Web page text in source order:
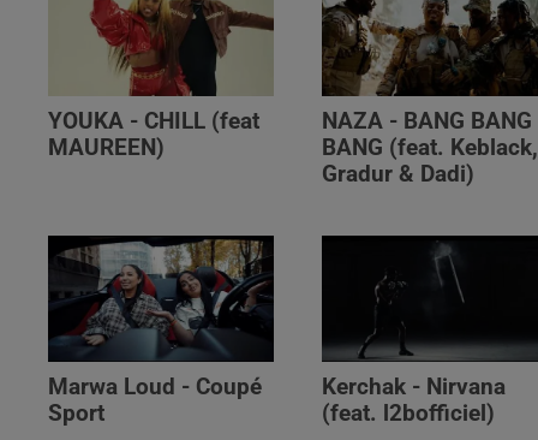
YOUKA - CHILL (feat
MAUREEN)
NAZA - BANG BANG
BANG (feat. Keblack,
Gradur & Dadi)
Marwa Loud - Coupé
Sport
Kerchak - Nirvana
(feat. ‪l2bofficiel‬)